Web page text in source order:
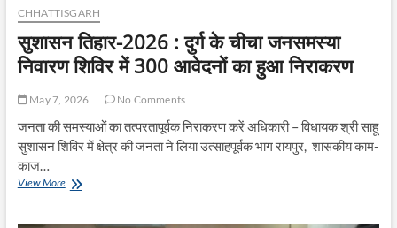
CHHATTISGARH
सुशासन तिहार-2026 : दुर्ग के चीचा जनसमस्या
निवारण शिविर में 300 आवेदनों का हुआ निराकरण
May 7, 2026 No Comments
जनता की समस्याओं का तत्परतापूर्वक निराकरण करें अधिकारी – विधायक श्री साहू
सुशासन शिविर में क्षेत्र की जनता ने लिया उत्साहपूर्वक भाग रायपुर, शासकीय काम-
काज…
View Moreसुशासन